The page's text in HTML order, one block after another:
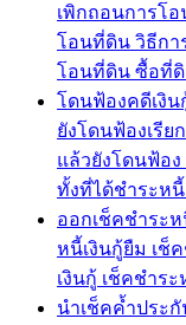
เพิกถอนการโ
โอนที่ดิน วิธีกา
โอนที่ดิน ซื้อที่
โดนฟ้องคดีเงิน
ยังโดนฟ้องเรีย
แล้วยังโดนฟ้อ
ทั้งที่ได้ชำระหนี้
ออกเช็คชำระ
หนี้เงินกู้ยืม เช็
เงินกู้ เช็คชำร
นำเช็คค้ำประ